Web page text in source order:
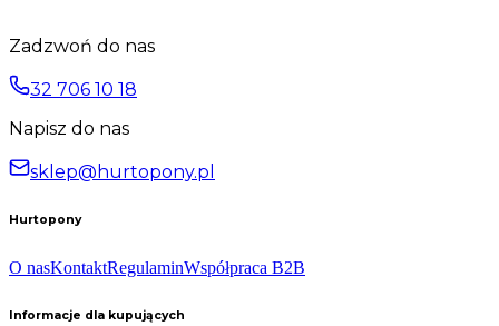
Zadzwoń do nas
32 706 10 18
Napisz do nas
sklep@hurtopony.pl
Hurtopony
O nasKontaktRegulaminWspółpraca B2B
Informacje dla kupujących